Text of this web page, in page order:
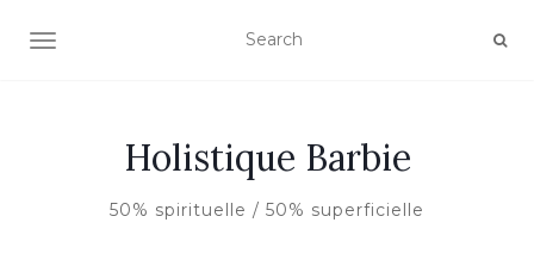
AFFICHER/MASQUER LA NAVIGATION
Holistique Barbie
50% spirituelle / 50% superficielle